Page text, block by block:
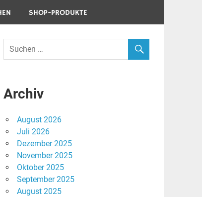
SHOP-PRODUKTE
Archiv
August 2026
Juli 2026
Dezember 2025
November 2025
Oktober 2025
September 2025
August 2025